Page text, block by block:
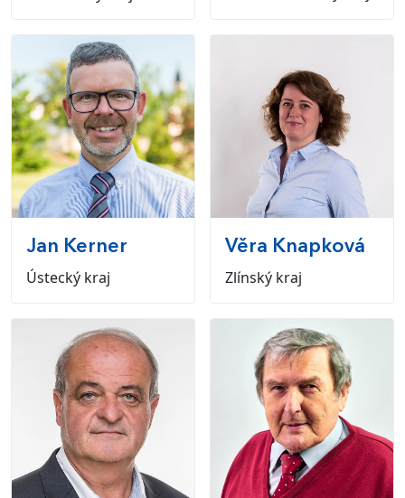
Jan Kerner
Ústecký kraj
Věra Knapková
Zlínský kraj